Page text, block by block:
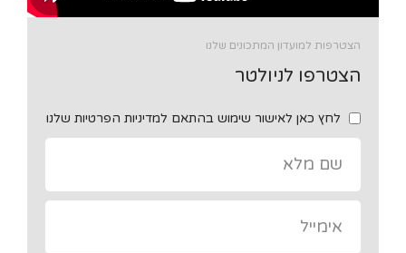
הצטרפות למועדון המתכונים שלנו
הצטרפו לניולטר
לחץ כאן לאישור שימוש בהתאם למדיניות הפרטיות שלנו